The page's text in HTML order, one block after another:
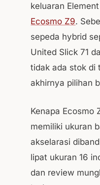
keluaran
Ecosmo Z9.
sepeda hybrid
United Slick 71
tidak ada stok di
akhirnya pilihan
Kenapa Ecosmo
memiliki ukuran
akselarasi
lipat ukuran 16
dan review